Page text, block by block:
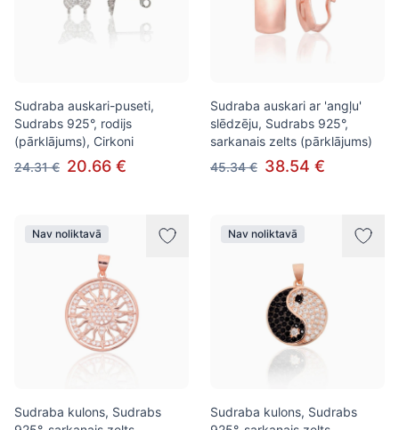
Sudraba auskari-puseti,
Sudrabs 925°, rodijs
(pārklājums), Cirkoni
24.31 € 20.66 €
Sudraba auskari ar 'angļu'
slēdzēju, Sudrabs 925°,
sarkanais zelts (pārklājums)
45.34 € 38.54 €
Nav noliktavā
Sudraba kulons, Sudrabs
Nav noliktavā
Sudraba kulons, Sudrabs